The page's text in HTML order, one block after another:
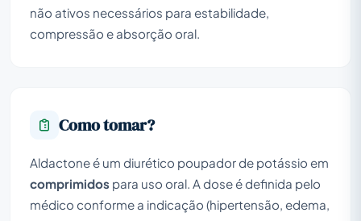
não ativos necessários para estabilidade,
compressão e absorção oral.
Como tomar?
Aldactone é um diurético poupador de potássio em
comprimidos para uso oral. A dose é definida pelo
médico conforme a indicação (hipertensão, edema,